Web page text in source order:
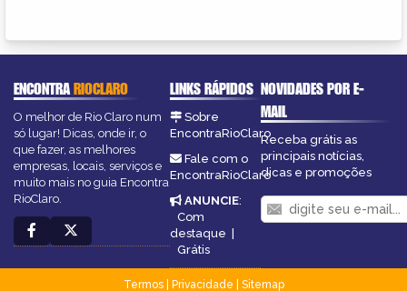
ENCONTRARIOCLARO
O melhor de Rio Claro num
só lugar! Dicas, onde ir, o
que fazer, as melhores
empresas, locais, serviços e
muito mais no guia Encontra
RioClaro.
LINKS RÁPIDOS
Sobre
EncontraRioClaro
Fale com o
EncontraRioClaro
ANUNCIE:
Com
destaque |
Grátis
NOVIDADES POR E-
MAIL
Receba grátis as
principais notícias,
dicas e promoções
Termos| Privacidade
Sitemap